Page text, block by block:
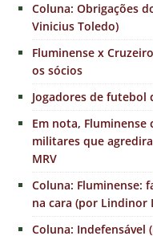
Coluna: Obrigações
Vinicius Toledo)
Fluminense x
os sócios
Jogadores de futebol
Em nota,
militares que
MRV
Coluna: Fluminense:
na cara (por Lindinor
Coluna: Indefensável